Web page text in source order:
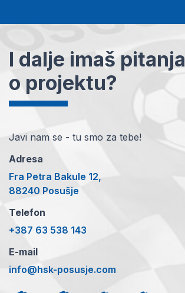
I dalje imaš pitanja
o projektu?
Javi nam se - tu smo za tebe!
Adresa
Fra Petra Bakule 12,
88240 Posušje
Telefon
+387 63 538 143
E-mail
info@hsk-posusje.com